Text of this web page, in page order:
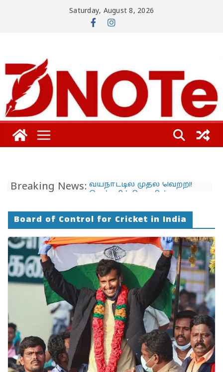
Saturday, August 8, 2026
Breaking News: தென்னிந்தியாவின்
தி.மு.க. – எம்.எல்.ஏ.வின்
பாட்டிக்கு விஜய் மாநாட்டில்
பிரமாண்ட ’கட் அவுட்’…
த.வெ.க. அட்மினுக்குத்
தெரியுமா?
இலங்கையில்
அமைந்திருப்பது இடதுசாரி
ஆட்சியா… தமிழர்களால்
கொண்டாட முடியுமா?
பேரழிவின் வடுவாக வயநாடு:
40 ஆண்டுகள் கடந்து அதே
இடத்தில் நிலச்சரிவு!
வயநாடு நிலச்சரிவுக்கு
இதுதான் காரணமா…
நீலகிரியில் Debris Flow
Landslide ஏற்பட வாய்ப்பா?
Board of Control for Cricket in India